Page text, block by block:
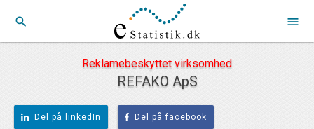
search menu
Reklamebeskyttet virksomhed
REFAKO ApS
Del på linkedIn Del på facebook